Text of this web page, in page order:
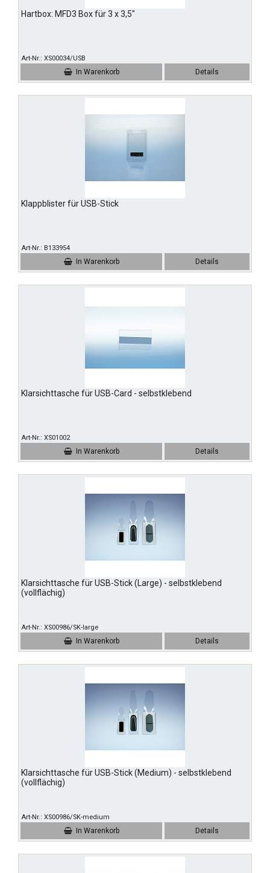
Hartbox: MFD3 Box für 3 x 3,5"
Art-Nr. XS00034/USB
In Warenkorb Details
Klappblister für USB-Stick
Art-Nr. B133954
In Warenkorb Details
Klarsichttasche für USB-Card - selbstklebend
Art-Nr. XS01002
In Warenkorb Details
Klarsichttasche für USB-Stick (Large) - selbstklebend
(vollflächig)
Art-Nr. XS00986/SK-large
In Warenkorb Details
Klarsichttasche für USB-Stick (Medium) - selbstklebend
(vollflächig)
Art-Nr. XS00986/SK-medium
In Warenkorb Details